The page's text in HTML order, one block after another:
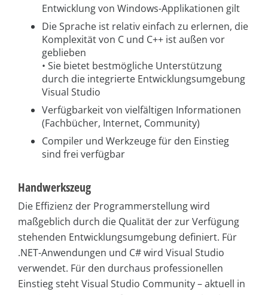
Entwicklung von Windows-Applikationen gilt
Die Sprache ist relativ einfach zu erlernen, die
Komplexität von C und C++ ist außen vor
geblieben
• Sie bietet bestmögliche Unterstützung
durch die integrierte Entwicklungsumgebung
Visual Studio
Verfügbarkeit von vielfältigen Informationen
(Fachbücher, Internet, Community)
Compiler und Werkzeuge für den Einstieg
sind frei verfügbar
Handwerkszeug
Die Effizienz der Programmerstellung wird
maßgeblich durch die Qualität der zur Verfügung
stehenden Entwicklungsumgebung definiert. Für
.NET-Anwendungen und C# wird Visual Studio
verwendet. Für den durchaus professionellen
Einstieg steht Visual Studio Community – aktuell in